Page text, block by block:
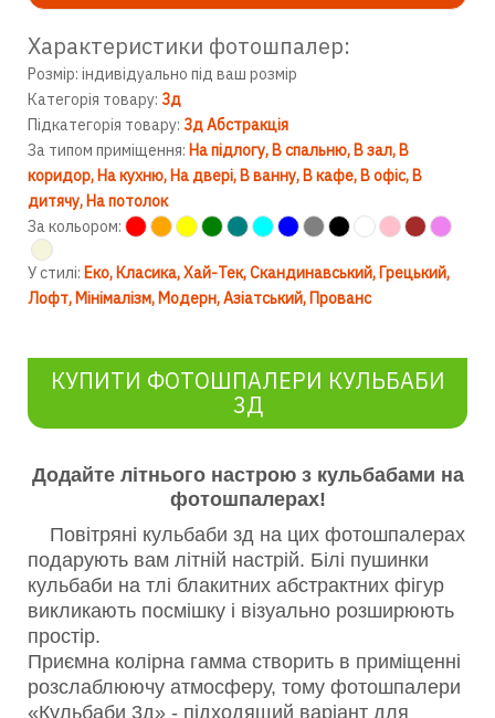
Характеристики фотошпалер:
Розмір: індивідуально під ваш розмір
Категорія товару: 3д
Підкатегорія товару: 3д Абстракція
За типом приміщення: На підлогу В спальню В зал В
коридор На кухню На двері В ванну В кафе В офіс В
дитячу На потолок
За кольором:
У стилі: Еко Класика Хай-Тек Скандинавський Грецький
Лофт Мінімалізм Модерн Азіатський Прованс
КУПИТИ ФОТОШПАЛЕРИ КУЛЬБАБИ
3Д
Додайте літнього настрою з кульбабами на
фотошпалерах!
Повітряні кульбаби зд на цих фотошпалерах
подарують вам літній настрій. Білі пушинки
кульбаби на тлі блакитних абстрактних фігур
викликають посмішку і візуально розширюють
простір.
Приємна колірна гамма створить в приміщенні
розслаблюючу атмосферу, тому фотошпалери
«Кульбаби 3д» - підходящий варіант для